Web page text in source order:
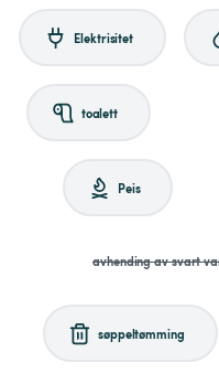
Elektrisitet
toalett
Peis
avhending av svart
søppeltømming